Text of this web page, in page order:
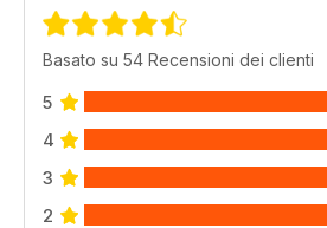
Basato su 54 Recensioni dei clienti
5
4
3
2